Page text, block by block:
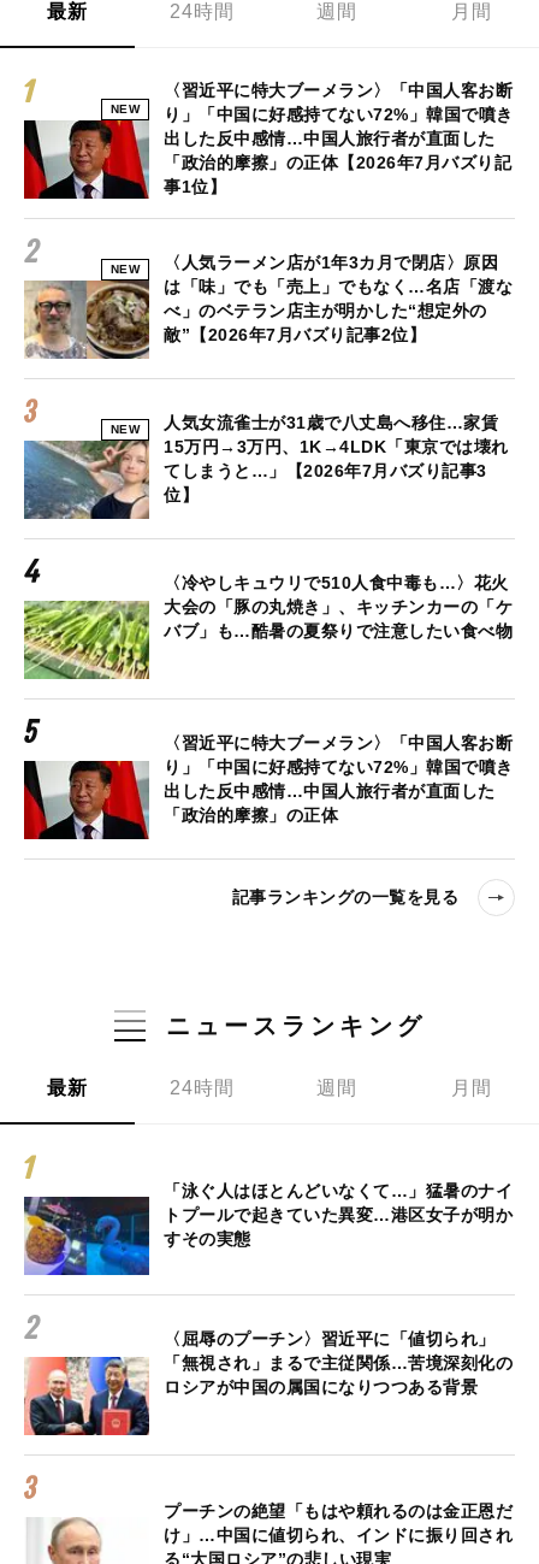
最新 24時間 週間 月間
NEW
〈習近平に特大ブーメラン〉「中国人客お断
り」「中国に好感持てない72%」韓国で噴き
出した反中感情…中国人旅行者が直面した
「政治的摩擦」の正体【2026年7月バズり記
事1位】
NEW
〈人気ラーメン店が1年3カ月で閉店〉原因
は「味」でも「売上」でもなく…名店「渡な
べ」のベテラン店主が明かした“想定外の
敵”【2026年7月バズり記事2位】
NEW
人気女流雀士が31歳で八丈島へ移住…家賃
15万円→3万円、1K→4LDK「東京では壊れ
てしまうと…」【2026年7月バズり記事3
位】
〈冷やしキュウリで510人食中毒も…〉花火
大会の「豚の丸焼き」、キッチンカーの「ケ
バブ」も…酷暑の夏祭りで注意したい食べ物
〈習近平に特大ブーメラン〉「中国人客お断
り」「中国に好感持てない72%」韓国で噴き
出した反中感情…中国人旅行者が直面した
「政治的摩擦」の正体
記事ランキングの一覧を見る
ニュースランキング
最新 24時間 週間 月間
「泳ぐ人はほとんどいなくて…」猛暑のナイ
トプールで起きていた異変…港区女子が明か
すその実態
〈屈辱のプーチン〉習近平に「値切られ」
「無視され」まるで主従関係…苦境深刻化の
ロシアが中国の属国になりつつある背景
プーチンの絶望「もはや頼れるのは金正恩だ
け」…中国に値切られ、インドに振り回され
る“大国ロシア”の悲しい現実